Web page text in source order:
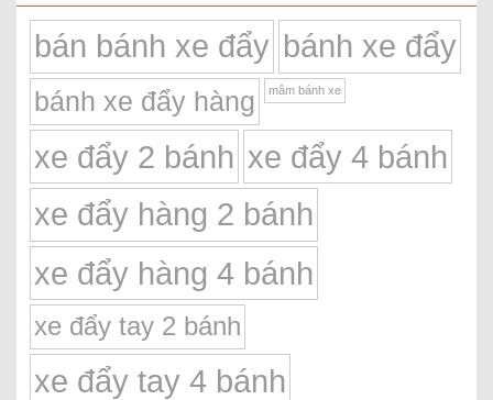
bán bánh xe đẩy bánh xe đẩy
bánh xe đẩy hàng mâm bánh xe
xe đẩy 2 bánh xe đẩy 4 bánh
xe đẩy hàng 2 bánh
xe đẩy hàng 4 bánh
xe đẩy tay 2 bánh
xe đẩy tay 4 bánh